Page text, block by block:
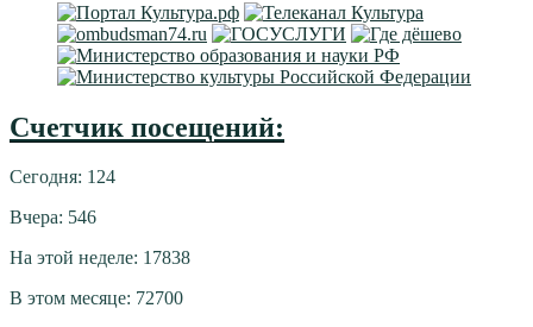
Счетчик посещений:
Сегодня: 124
Вчера: 546
На этой неделе: 17838
В этом месяце: 72700